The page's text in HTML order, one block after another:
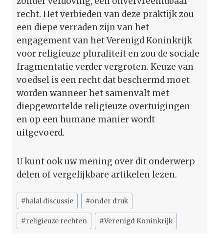
recht. Het verbieden van deze praktijk zou
een diepe verraden zijn van het
engagement van het Verenigd Koninkrijk
voor religieuze pluraliteit en zou de sociale
fragmentatie verder vergroten. Keuze van
voedsel is een recht dat beschermd moet
worden wanneer het samenvalt met
diepgewortelde religieuze overtuigingen
en op een humane manier wordt
uitgevoerd.
U kunt ook uw mening over dit onderwerp
delen of vergelijkbare artikelen lezen.
Bericht
tags:
#halal discussie #onder druk
#religieuze rechten #Verenigd Koninkrijk